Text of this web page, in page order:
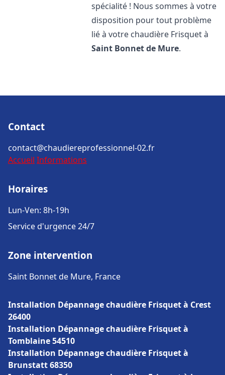
spécialité ! Nous sommes à votre
disposition pour tout problème
lié à votre chaudière Frisquet à
Saint Bonnet de Mure.
Contact
contact@chaudiereprofessionnel-02.fr
Accueil Informations
Horaires
Lun-Ven: 8h-19h
Service d'urgence 24/7
Zone intervention
Saint Bonnet de Mure, France
Installation Dépannage chaudière Frisquet à Crest
26400
Installation Dépannage chaudière Frisquet à
Tomblaine 54510
Installation Dépannage chaudière Frisquet à
Brunstatt 68350